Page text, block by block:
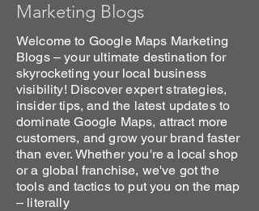
Marketing Blogs
Welcome to Google Maps Marketing
Blogs – your ultimate destination for
skyrocketing your local business
visibility! Discover expert strategies,
insider tips, and the latest updates to
dominate Google Maps, attract more
customers, and grow your brand faster
than ever. Whether you're a local shop
or a global franchise, we've got the
tools and tactics to put you on the map
– literally